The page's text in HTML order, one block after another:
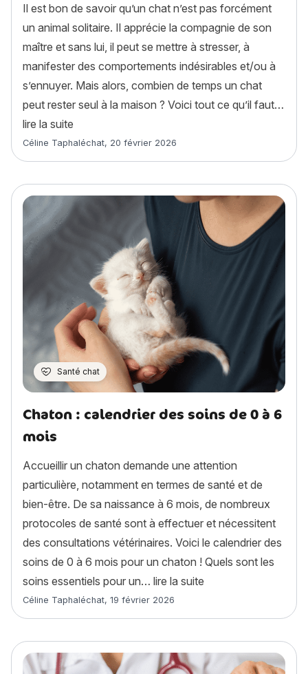
Il est bon de savoir qu’un chat n’est pas forcément
un animal solitaire. Il apprécie la compagnie de son
maître et sans lui, il peut se mettre à stresser, à
manifester des comportements indésirables et/ou à
s’ennuyer. Mais alors, combien de temps un chat
peut rester seul à la maison ? Voici tout ce qu’il faut…
lire la suite
Article rédigé par
Céline Taphaléchat, 20 février 2026
Santé chat
Chaton : calendrier des soins de 0 à 6
mois
Accueillir un chaton demande une attention
particulière, notamment en termes de santé et de
bien-être. De sa naissance à 6 mois, de nombreux
protocoles de santé sont à effectuer et nécessitent
des consultations vétérinaires. Voici le calendrier des
soins de 0 à 6 mois pour un chaton ! Quels sont les
soins essentiels pour un… lire la suite
Article rédigé par
Céline Taphaléchat, 19 février 2026